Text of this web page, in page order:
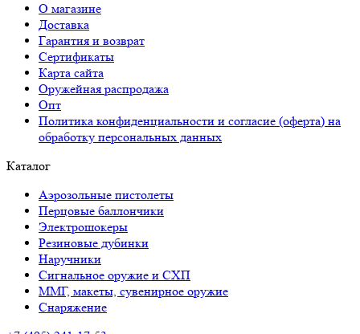
О магазине
Доставка
Гарантия и возврат
Сертификаты
Карта сайта
Оружейная распродажа
Опт
Политика конфиденциальности и согласие (оферта) на
обработку персональных данных
Каталог
Аэрозольные пистолеты
Перцовые баллончики
Электрошокеры
Резиновые дубинки
Наручники
Сигнальное оружие и СХП
ММГ, макеты, сувенирное оружие
Снаряжение